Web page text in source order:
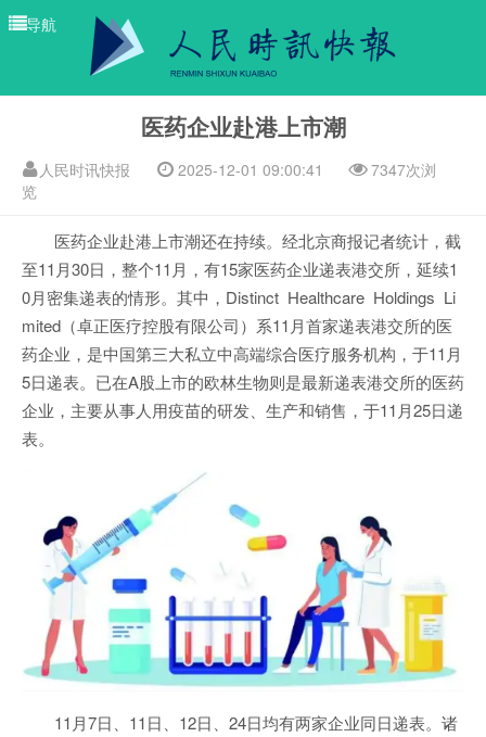
导航
医药企业赴港上市潮
人民时讯快报 2025-12-01 09:00:41
7347次浏
览
医药企业赴港上市潮还在持续。经北京商报记者统计，截
至11月30日，整个11月，有15家医药企业递表港交所，延续1
0月密集递表的情形。其中，Distinct Healthcare Holdings Li
mited（卓正医疗控股有限公司）系11月首家递表港交所的医
药企业，是中国第三大私立中高端综合医疗服务机构，于11月
5日递表。已在A股上市的欧林生物则是最新递表港交所的医药
企业，主要从事人用疫苗的研发、生产和销售，于11月25日递
表。
11月7日、11日、12日、24日均有两家企业同日递表。诸